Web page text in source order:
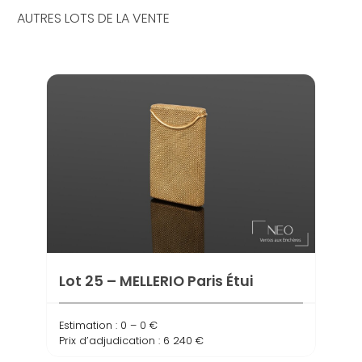
AUTRES LOTS DE LA VENTE
Lot 25 – MELLERIO Paris Étui
Estimation : 0 – 0 €
Prix d’adjudication : 6 240 €